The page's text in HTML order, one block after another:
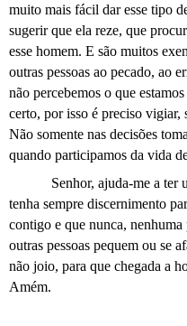
muito mais fácil dar esse tipo
sugerir que ela reze, que
esse homem. E são muitos
outras pessoas ao pecado, ao
não percebemos o que
certo, por isso é preciso vigiar,
Não somente nas decisões
quando participamos da vida
Senhor, ajuda-me a ter
tenha sempre discernimento
contigo e que nunca,
outras pessoas pequem ou se
não joio, para que chegada a
Amém.